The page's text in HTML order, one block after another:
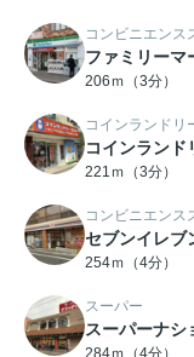
コンビニエンス
ファミリー
206ｍ（3分）
コインランドリ
コインラン
221ｍ（3分）
コンビニエンス
セブンイレ
254ｍ（4分）
スーパー
スーパーナ
284ｍ（4分）